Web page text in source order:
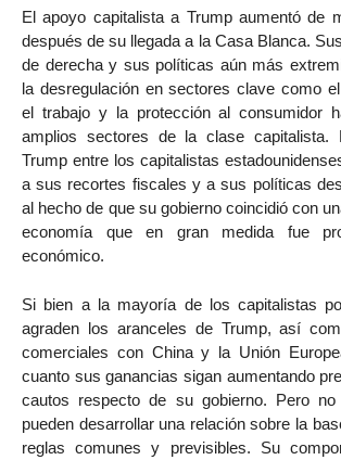
El apoyo capitalista a Trump aumentó de
después de su llegada a la Casa Blanca.
de derecha y sus políticas aún más
la desregulación en sectores clave como
el trabajo y la protección al consumidor
amplios sectores de la clase capitalista.
Trump entre los capitalistas
a sus recortes fiscales y a sus políticas
al hecho de que su gobierno coincidió con
economía que en gran medida fue
económico.
Si bien a la mayoría de los capitalistas
agraden los aranceles de Trump, así
comerciales con China y la Unión
cuanto sus ganancias sigan aumentando
cautos respecto de su gobierno. Pero
pueden desarrollar una relación sobre la
reglas comunes y previsibles. Su